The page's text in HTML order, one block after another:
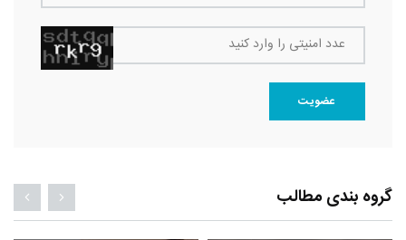
عدد امنیتی را وارد کنید
عضویت
گروه بندی مطالب